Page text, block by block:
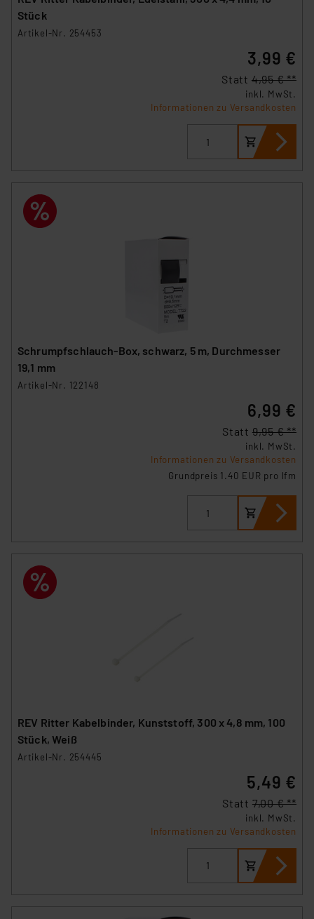
Stück
Artikel-Nr. 254453
3,99 €
Statt 4,95 € **
inkl. MwSt.
Informationen zu Versandkosten
Schrumpfschlauch-Box, schwarz, 5 m, Durchmesser
19,1 mm
Artikel-Nr. 122148
6,99 €
Statt 9,95 € **
inkl. MwSt.
Informationen zu Versandkosten
Grundpreis 1.40 EUR pro lfm
REV Ritter Kabelbinder, Kunststoff, 300 x 4,8 mm, 100
Stück, Weiß
Artikel-Nr. 254445
5,49 €
Statt 7,00 € **
inkl. MwSt.
Informationen zu Versandkosten